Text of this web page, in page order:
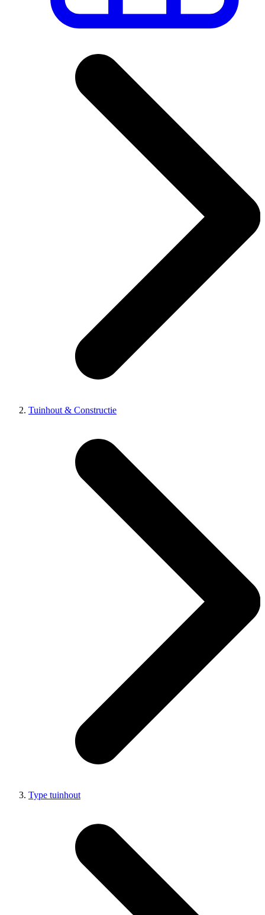
Tuinhout & Constructie
Type tuinhout